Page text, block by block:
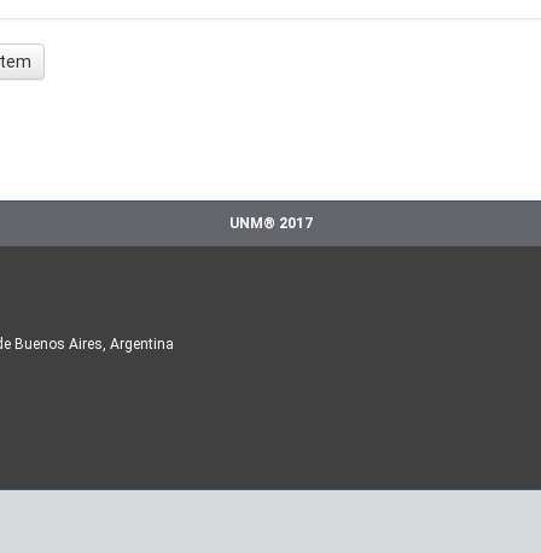
UNM® 2017
Buenos Aires, Argentina